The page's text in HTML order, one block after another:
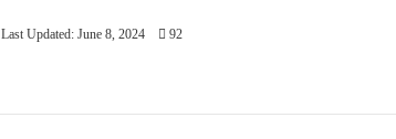
Last Updated: June 8, 2024 92